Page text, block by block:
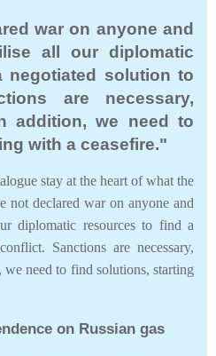
war on anyone and
all our diplomatic
negotiated solution to
are necessary,
addition, we need to
with a ceasefire."
stay at the heart of what the
not declared war on anyone and
diplomatic resources to find a
Sanctions are necessary,
need to find solutions, starting
on Russian gas